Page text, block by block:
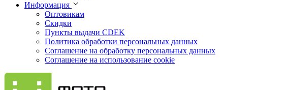
Информация
Оптовикам
Скидки
Пункты выдачи CDEK
Политика обработки персональных данных
Соглашение на обработку персональных данных
Соглашение на использование cookie